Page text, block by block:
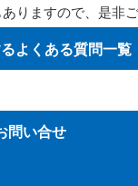
りますので、是非
よくある質問一覧
問い合せ